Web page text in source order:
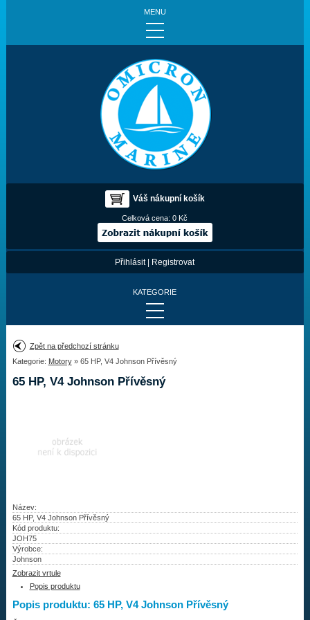
MENU
Váš nákupní košík
Celková cena:0 Kč
Přihlásit| Registrovat
KATEGORIE
Provedení:
Výrobce:
Najít vrtuli
Vrtule
Redukční pouzdra XHS
Kontakty
Aktuality
Zpět na předchozí stránku
Kategorie: Motory» 65 HP, V4 Johnson Přívěsný
65 HP, V4 Johnson Přívěsný
Název:
65 HP, V4 Johnson Přívěsný
Kód produktu:
JOH75
Výrobce:
Johnson
Zobrazit vrtule
Popis produktu
Popis produktu: 65 HP, V4 Johnson Přívěsný